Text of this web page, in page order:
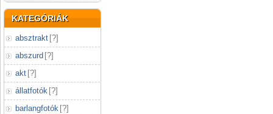
KATEGÓRIÁK
absztrakt [?]
abszurd [?]
akt [?]
állatfotók [?]
barlangfotók [?]